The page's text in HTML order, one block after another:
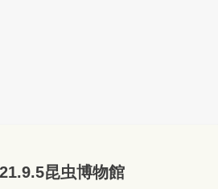
昆虫博物館